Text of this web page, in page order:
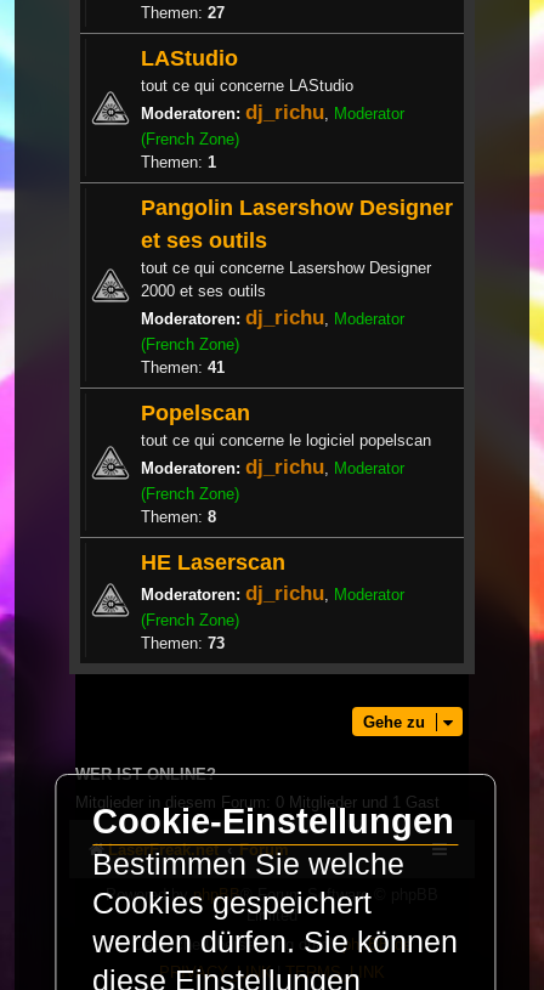
Themen: 27
LAStudio
tout ce qui concerne LAStudio
Moderatoren: dj_richu Moderator
(French Zone)
Themen: 1
Pangolin Lasershow Designer
et ses outils
tout ce qui concerne Lasershow Designer
2000 et ses outils
Moderatoren: dj_richu Moderator
(French Zone)
Themen: 41
Popelscan
tout ce qui concerne le logiciel popelscan
Moderatoren: dj_richu Moderator
(French Zone)
Themen: 8
HE Laserscan
Moderatoren: dj_richu Moderator
(French Zone)
Themen: 73
Gehe zu
WER IST ONLINE?
Mitglieder in diesem Forum: 0 Mitglieder und 1 Gast
LaserFreak.net Forum
Powered byphpBB® Forum Software © phpBB
Limited
Deutsche Übersetzung durchphpBB.de
PRIVACY_LINK| TERMS_LINK
Cookie-Einstellungen
Bestimmen Sie welche
Cookies gespeichert
werden dürfen. Sie können
diese Einstellungen